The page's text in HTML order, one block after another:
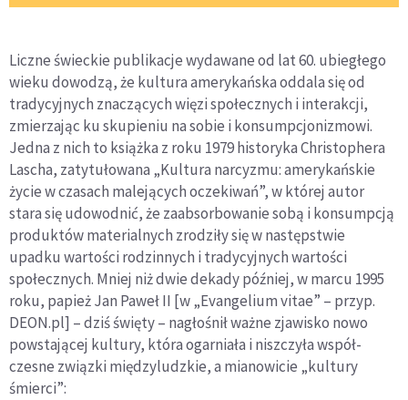
Liczne świeckie publikacje wydawane od lat 60. ubiegłego
wieku dowodzą, że kultura amerykańska oddala się od
trady­cyjnych znaczących więzi społecznych i interakcji,
zmierzając ku skupieniu na sobie i konsumpcjonizmowi.
Jedna z nich to książka z roku 1979 historyka Christophera
Lascha, zatytułowana „Kultura narcyzmu: amerykańskie
życie w czasach malejących oczekiwań”, w której autor
stara się udowodnić, że zaabsorbo­wanie sobą i konsumpcją
produktów materialnych zrodziły się w następstwie
upadku wartości rodzinnych i tradycyjnych war­tości
społecznych. Mniej niż dwie dekady później, w marcu 1995
roku, papież Jan Paweł II [w „Evangelium vitae” – przyp.
DEON.pl] – dziś święty – nagłośnił ważne zjawisko nowo
powstającej kultury, która ogarniała i niszczyła współ­
czesne związki międzyludzkie, a mianowicie „kultury
śmierci”: